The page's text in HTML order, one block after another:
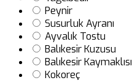
Peynir
Susurluk Ayranı
Ayvalık Tostu
Balıkesir Kuzusu
Balıkesir Kaymaklısı
Kokoreç